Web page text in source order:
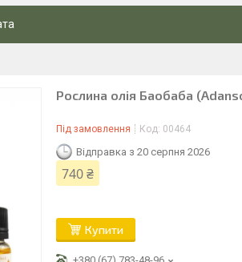
Рослина олія Баобаба
Під замовлення Код: 00464
Відправка з 20 серпня 2026
740 ₴
Купити